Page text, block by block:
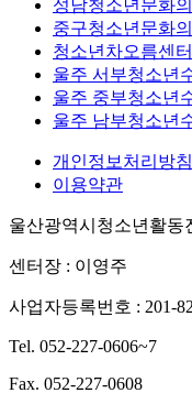
성남청소년문화
중구청소년문화
청소년차오름센터
울주 서부청소년
울주 중부청소년
울주 남부청소년
개인정보처리방침
이용약관
울산광역시청소년활동
센터장 : 이영주
사업자등록번호 : 201-
Tel. 052-227-0606~7
Fax. 052-227-0608